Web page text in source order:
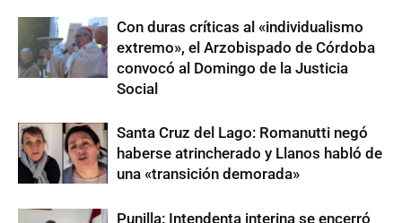
Con duras críticas al «individualismo
extremo», el Arzobispado de Córdoba
convocó al Domingo de la Justicia
Social
Santa Cruz del Lago: Romanutti negó
haberse atrincherado y Llanos habló de
una «transición demorada»
Punilla: Intendenta interina se encerró